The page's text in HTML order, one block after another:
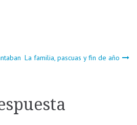
La familia, pascuas y fin de año